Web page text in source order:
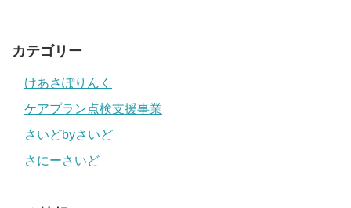
カテゴリー
けあさぽりんく
ケアプラン点検支援事業
さいどbyさいど
さにーさいど